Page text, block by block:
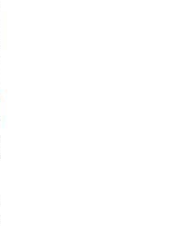
y ampliación de